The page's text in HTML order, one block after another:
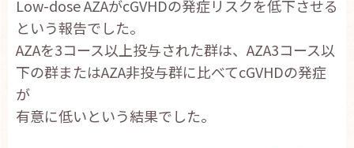
Low-dose AZAがcGVHDの発症リスクを低下させる
という報告でした。
AZAを3コース以上投与された群は、AZA3コース以
下の群またはAZA非投与群に比べてcGVHDの発症
が
有意に低いという結果でした。